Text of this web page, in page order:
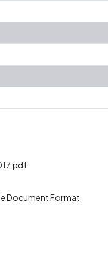
Document Format